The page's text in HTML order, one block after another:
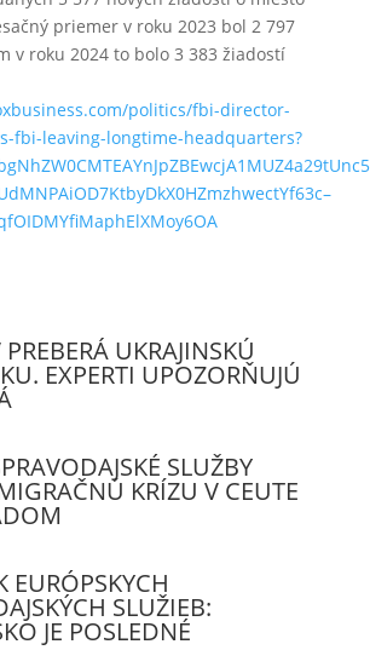
priemer v roku 2023 bol 2 797
v roku 2024 to bolo 3 383 žiadostí
politics/fbi-director-
fbi-leaving-longtime-headquarters?
UKRAJINSKÚ
EXPERTI UPOZORŇUJÚ
SLUŽBY
KRÍZU V CEUTE
EURÓPSKYCH
SLUŽIEB:
JE POSLEDNÉ